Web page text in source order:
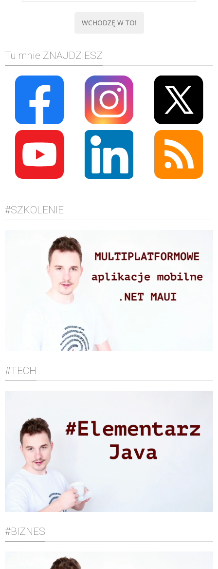
SQL
TESTOWANIE
SIECI
WYDARZENIA
BIZNES
PO GODZINACH
KONTAKT
Tu mnie ZNAJDZIESZ
#SZKOLENIE
#TECH
#BIZNES